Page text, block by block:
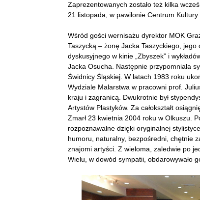
Zaprezentowanych zostało też kilka
21 listopada, w pawilonie Centrum Kultury
Wśród gości wernisażu dyrektor MOK
Taszycką – żonę Jacka Taszyckiego,
dyskusyjnego w kinie „Zbyszek” i
Jacka Osucha. Następnie przypomniała
Świdnicy Śląskiej. W latach 1983 roku
Wydziale Malarstwa w pracowni prof.
kraju i zagranicą. Dwukrotnie był
Artystów Plastyków. Za całokształt
Zmarł 23 kwietnia 2004 roku w Olkuszu.
rozpoznawalne dzięki oryginalnej
humoru, naturalny, bezpośredni, chętnie
znajomi artyści. Z wieloma, zaledwie po
Wielu, w dowód sympatii, obdarowywało